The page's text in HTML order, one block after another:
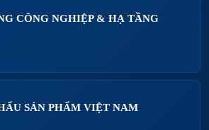
CÔNG NGHIỆP & HẠ TẦNG
SẢN PHẨM VIỆT NAM